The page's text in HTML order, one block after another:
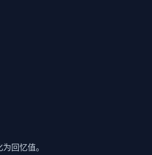
回忆值。